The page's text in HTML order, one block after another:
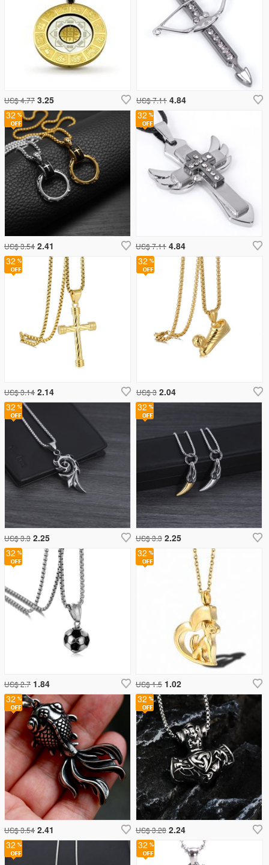
32
US$ 3.54 2.41
US$ 4.77 3.25 US$ 7.11 4.84
32
US$ 7.11 4.84
32
US$ 3.3 2.25
32
US$ 3.3 2.25
32
US$ 3.14 2.14
32
US$ 2.7 1.84
32
US$ 3 2.04
32
US$ 3.28 2.24
32
US$ 3.54 2.41
32
US$ 1.5 1.02
32 32